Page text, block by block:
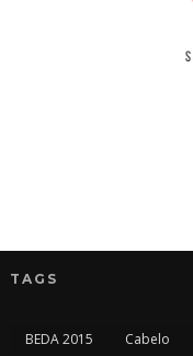
TAGS
BEDA 2015 Cabelo